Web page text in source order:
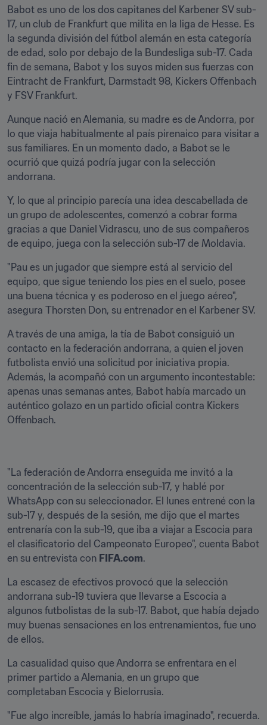
Babot es uno de los dos capitanes del Karbener SV sub-
17, un club de Frankfurt que milita en la liga de Hesse. Es
la segunda división del fútbol alemán en esta categoría
de edad, solo por debajo de la Bundesliga sub-17. Cada
fin de semana, Babot y los suyos miden sus fuerzas con
Eintracht de Frankfurt, Darmstadt 98, Kickers Offenbach
y FSV Frankfurt.
Aunque nació en Alemania, su madre es de Andorra, por
lo que viaja habitualmente al país pirenaico para visitar a
sus familiares. En un momento dado, a Babot se le
ocurrió que quizá podría jugar con la selección
andorrana.
Y, lo que al principio parecía una idea descabellada de
un grupo de adolescentes, comenzó a cobrar forma
gracias a que Daniel Vidrascu, uno de sus compañeros
de equipo, juega con la selección sub-17 de Moldavia.
"Pau es un jugador que siempre está al servicio del
equipo, que sigue teniendo los pies en el suelo, posee
una buena técnica y es poderoso en el juego aéreo",
asegura Thorsten Don, su entrenador en el Karbener SV.
A través de una amiga, la tía de Babot consiguió un
contacto en la federación andorrana, a quien el joven
futbolista envió una solicitud por iniciativa propia.
Además, la acompañó con un argumento incontestable:
apenas unas semanas antes, Babot había marcado un
auténtico golazo en un partido oficial contra Kickers
Offenbach.
"La federación de Andorra enseguida me invitó a la
concentración de la selección sub-17, y hablé por
WhatsApp con su seleccionador. El lunes entrené con la
sub-17 y, después de la sesión, me dijo que el martes
entrenaría con la sub-19, que iba a viajar a Escocia para
el clasificatorio del Campeonato Europeo", cuenta Babot
en su entrevista con FIFA.com.
La escasez de efectivos provocó que la selección
andorrana sub-19 tuviera que llevarse a Escocia a
algunos futbolistas de la sub-17. Babot, que había dejado
muy buenas sensaciones en los entrenamientos, fue uno
de ellos.
La casualidad quiso que Andorra se enfrentara en el
primer partido a Alemania, en un grupo que
completaban Escocia y Bielorrusia.
"Fue algo increíble, jamás lo habría imaginado", recuerda.